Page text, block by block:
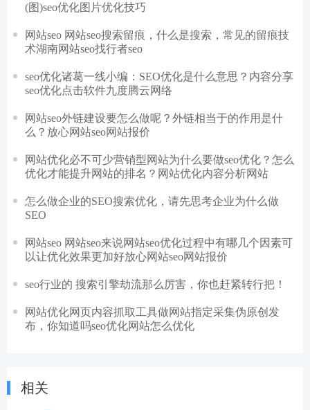
(图)seo优化图片优化技巧
网站seo 网站seo搜索留痕，什么是搜索，常见的留痕技
术湖南网站seo找行者seo
seo优化诸葛一线小编：SEO优化是什么意思？内容分享
seo优化点击软件九度腾云网络
网站seo外链建设要怎么做呢？外链相当于的作用是什
么？放心网站seo网站报价
网站优化必不可少营销型网站为什么要做seo优化？怎么
优化才能提升网站的排名？网站优化内容分析网站
怎么做企业的SEO搜索优化，请先思考企业为什么做
SEO
网站seo 网站seo来说网站seo优化过程中有哪几个因素可
以让优化效果更加好放心网站seo网站报价
seo行业的 搜索引擎劫流那么厉害，你也赶紧转行把！
网站优化网页内容抓取工具做网站指定采集伪原创发
布，你知道吗seo优化网站怎么优化
相关